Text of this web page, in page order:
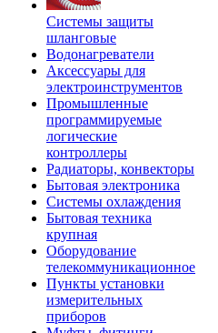
Системы защиты
шланговые
Водонагреватели
Аксессуары для
электроинструментов
Промышленные
программируемые
логические
контроллеры
Радиаторы, конвекторы
Бытовая электроника
Системы охлаждения
Бытовая техника
крупная
Оборудование
телекоммуникационное
Пункты установки
измерительных
приборов